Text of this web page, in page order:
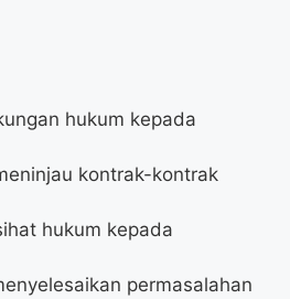
hukum kepada
kontrak-kontrak
hukum kepada
permasalahan